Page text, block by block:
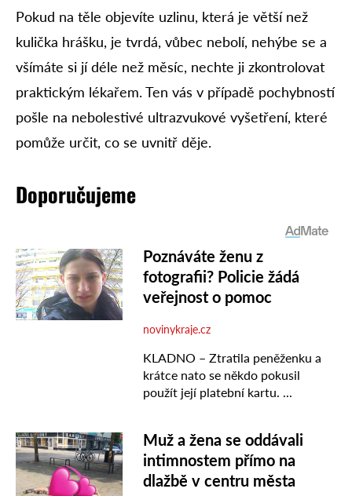
Pokud na těle objevíte uzlinu, která je větší než
kulička hrášku, je tvrdá, vůbec nebolí, nehýbe se a
všímáte si jí déle než měsíc, nechte ji zkontrolovat
praktickým lékařem. Ten vás v případě pochybností
pošle na nebolestivé ultrazvukové vyšetření, které
pomůže určit, co se uvnitř děje.
Doporučujeme